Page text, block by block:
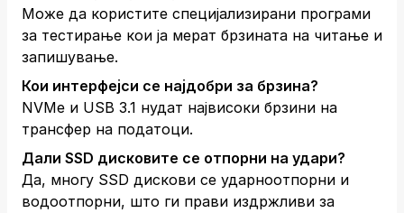
Може да користите специјализирани програми
за тестирање кои ја мерат брзината на читање и
запишување.
Кои интерфејси се најдобри за брзина?
NVMe и USB 3.1 нудат највисоки брзини на
трансфер на податоци.
Дали SSD дисковите се отпорни на удари?
Да, многу SSD дискови се ударноотпорни и
водоотпорни, што ги прави издржливи за